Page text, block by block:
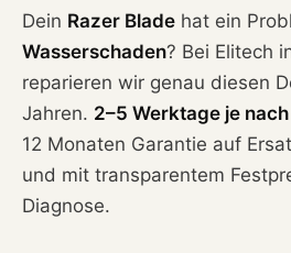
Dein Razer Blade hat ein
Wasserschaden? Bei Elitech
reparieren wir genau diesen
Jahren. 2–5 Werktage je
12 Monaten Garantie auf
und mit transparentem
Diagnose.